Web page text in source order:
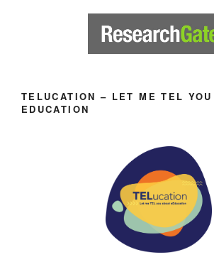
TELUCATION – LET ME TEL YOU
EDUCATION